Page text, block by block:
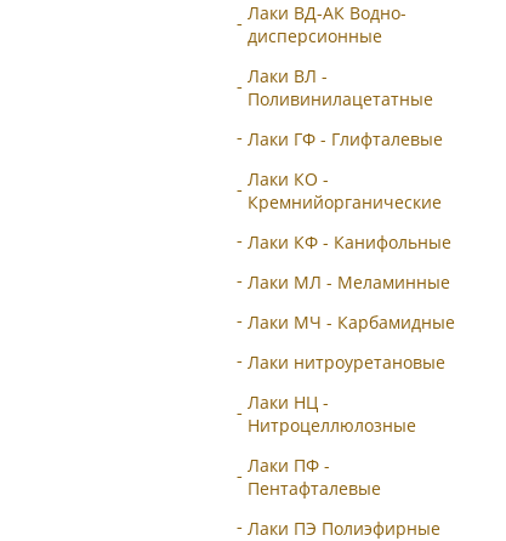
Лаки ВД-АК Водно-
дисперсионные
Лаки ВЛ -
Поливинилацетатные
Лаки ГФ - Глифталевые
Лаки КО -
Кремнийорганические
Лаки КФ - Канифольные
Лаки МЛ - Меламинные
Лаки МЧ - Карбамидные
Лаки нитроуретановые
Лаки НЦ -
Нитроцеллюлозные
Лаки ПФ -
Пентафталевые
Лаки ПЭ Полиэфирные